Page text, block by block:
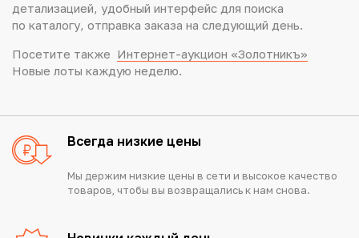
Инвестиционные монеты
детализацией, удобный интерфейс для поиска
по каталогу, отправка заказа на следующий день.
Посетите также Интернет-аукцион «Золотникъ»
Новые лоты каждую неделю.
Всегда низкие цены
Мы держим низкие цены в сети и высокое качество
товаров, чтобы вы возвращались к нам снова.